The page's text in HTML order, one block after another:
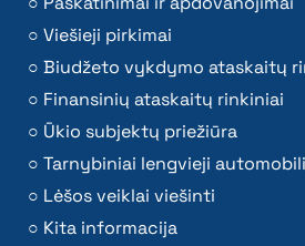
Viešieji pirkimai
Biudžeto vykdymo ataskaitų
Finansinių ataskaitų rinkiniai
Ūkio subjektų priežiūra
Tarnybiniai lengvieji
Lėšos veiklai viešinti
Kita informacija